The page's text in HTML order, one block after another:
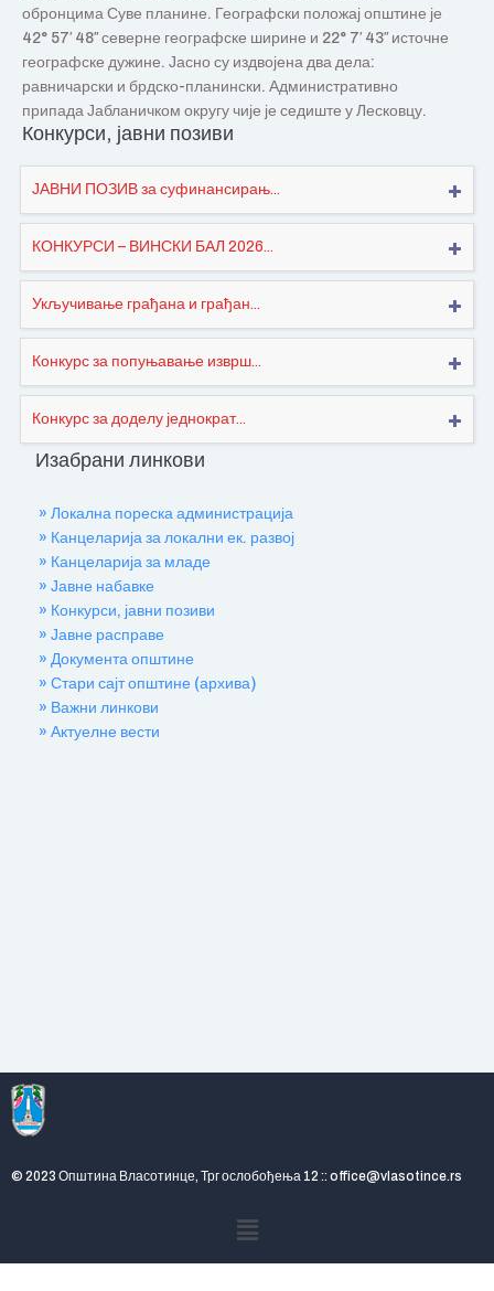
обронцима Суве планине. Географски положај општине је
42° 57′ 48″ северне географске ширине и 22° 7′ 43″ источне
географске дужине. Јасно су издвојена два дела:
равничарски и брдско-планински. Административно
припада Јабланичком округу чије је седиште у Лесковцу.
Конкурси, јавни позиви
ЈАВНИ ПОЗИВ за суфинансирањ...
КОНКУРСИ – ВИНСКИ БАЛ 2026...
Укључивање грађана и грађан...
Конкурс за попуњавање изврш...
Конкурс за доделу једнократ...
Изабрани линкови
» Локална пореска администрација
» Канцеларија за локални ек. развој
» Канцеларија за младе
» Јавне набавке
» Конкурси, јавни позиви
» Јавне расправе
» Документа општине
» Стари сајт општине (архива)
» Важни линкови
» Актуелне вести
© 2023 Општина Власотинце, Трг ослобођења 12 :: office@vlasotince.rs